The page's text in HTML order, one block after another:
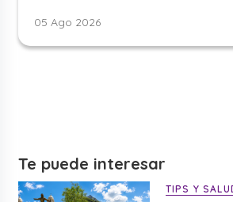
05 Ago 2026
Te puede interesar
TIPS Y